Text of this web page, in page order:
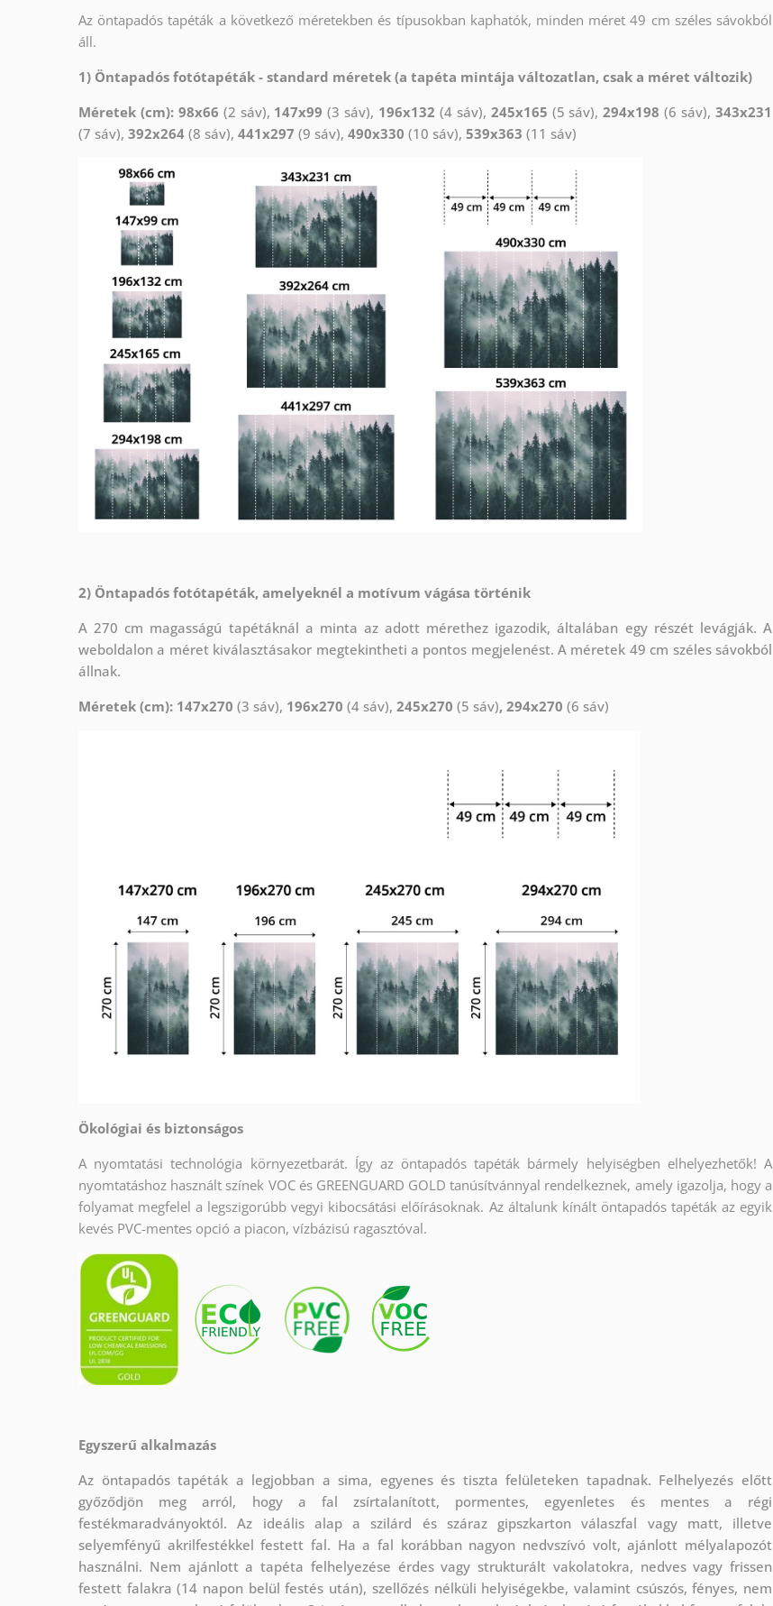
Az öntapadós tapéták a következő méretekben és típusokban kaphatók, minden méret 49 cm széles sávokból
áll.
1) Öntapadós fotótapéták - standard méretek (a tapéta mintája változatlan, csak a méret változik)
Méretek (cm): 98x66 (2 sáv), 147x99 (3 sáv), 196x132 (4 sáv), 245x165 (5 sáv),294x198 (6 sáv),343x231
(7 sáv), 392x264 (8 sáv), 441x297 (9 sáv), 490x330 (10 sáv), 539x363 (11 sáv)
2) Öntapadós fotótapéták, amelyeknél a motívum vágása történik
A 270 cm magasságú tapétáknál a minta az adott mérethez igazodik, általában egy részét levágják. A
weboldalon a méret kiválasztásakor megtekintheti a pontos megjelenést. A méretek 49 cm széles sávokból
állnak.
Méretek (cm): 147x270 (3 sáv), 196x270 (4 sáv), 245x270 (5 sáv), 294x270 (6 sáv)
Ökológiai és biztonságos
A nyomtatási technológia környezetbarát. Így az öntapadós tapéták bármely helyiségben elhelyezhetők! A
nyomtatáshoz használt színek VOC és GREENGUARD GOLD tanúsítvánnyal rendelkeznek, amely igazolja, hogy a
folyamat megfelel a legszigorúbb vegyi kibocsátási előírásoknak. Az általunk kínált öntapadós tapéták az egyik
kevés PVC-mentes opció a piacon, vízbázisú ragasztóval.
Egyszerű alkalmazás
Az öntapadós tapéták a legjobban a sima, egyenes és tiszta felületeken tapadnak. Felhelyezés előtt
győződjön meg arról, hogy a fal zsírtalanított, pormentes, egyenletes és mentes a régi
festékmaradványoktól. Az ideális alap a szilárd és száraz gipszkarton válaszfal vagy matt, illetve
selyemfényű akrilfestékkel festett fal. Ha a fal korábban nagyon nedvszívó volt, ajánlott mélyalapozót
használni. Nem ajánlott a tapéta felhelyezése érdes vagy strukturált vakolatokra, nedves vagy frissen
festett falakra (14 napon belül festés után), szellőzés nélküli helyiségekbe, valamint csúszós, fényes, nem